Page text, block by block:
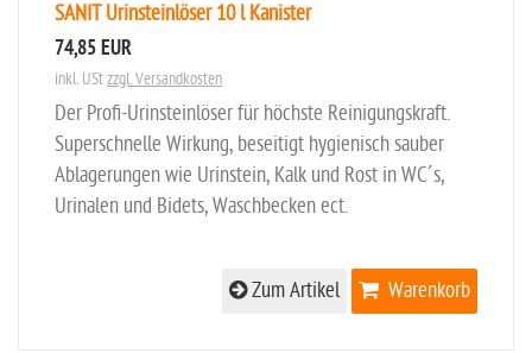
SANIT Urinsteinlöser 10 l Kanister
74,85 EUR
inkl. UStzzgl. Versandkosten
Der Profi-Urinsteinlöser für höchste Reinigungskraft.
Superschnelle Wirkung, beseitigt hygienisch sauber
Ablagerungen wie Urinstein, Kalk und Rost in WC´s,
Urinalen und Bidets, Waschbecken ect.
Warenkorb
Zum Artikel